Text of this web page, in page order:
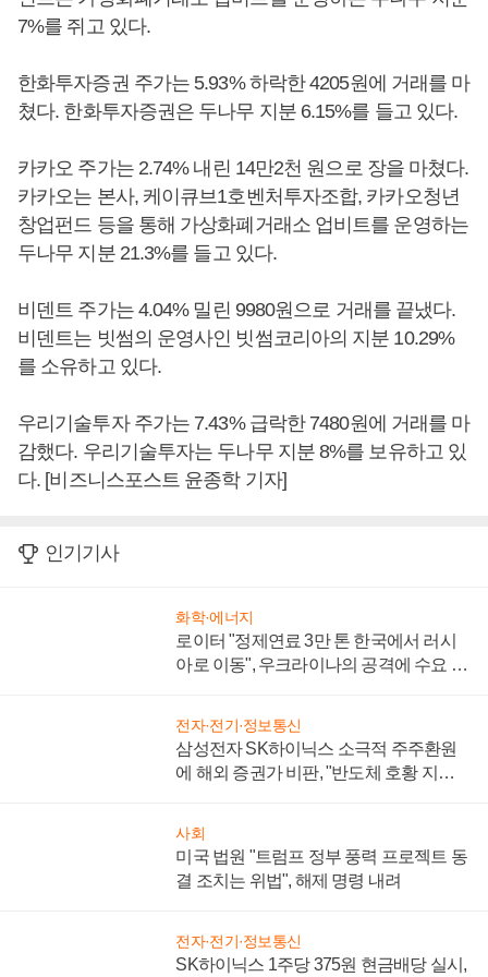
7%를 쥐고 있다.
한화투자증권 주가는 5.93% 하락한 4205원에 거래를 마
쳤다. 한화투자증권은 두나무 지분 6.15%를 들고 있다.
카카오 주가는 2.74% 내린 14만2천 원으로 장을 마쳤다.
카카오는 본사, 케이큐브1호벤처투자조합, 카카오청년
창업펀드 등을 통해 가상화폐거래소 업비트를 운영하는
두나무 지분 21.3%를 들고 있다.
비덴트 주가는 4.04% 밀린 9980원으로 거래를 끝냈다.
비덴트는 빗썸의 운영사인 빗썸코리아의 지분 10.29%
를 소유하고 있다.
우리기술투자 주가는 7.43% 급락한 7480원에 거래를 마
감했다. 우리기술투자는 두나무 지분 8%를 보유하고 있
다. [비즈니스포스트 윤종학 기자]
인기기사
화학·에너지
로이터 "정제연료 3만 톤 한국에서 러시
아로 이동", 우크라이나의 공격에 수요 늘
전자·전기·정보통신
삼성전자 SK하이닉스 소극적 주주환원
에 해외 증권가 비판, "반도체 호황 지속
사회
미국 법원 "트럼프 정부 풍력 프로젝트 동
결 조치는 위법", 해제 명령 내려
전자·전기·정보통신
SK하이닉스 1주당 375원 현금배당 실시,